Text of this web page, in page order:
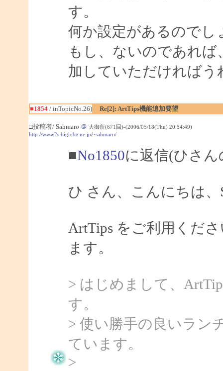
す。
何か設定があるのでし
もし、ないのであれ
加していただければう
■1854/ inTopicNo.26) Re[2]: ArtTips機能追加要望
□投稿者/ Sahmaro ＠ 大御所(671回)-(2006/05/18(Thu) 20:54:49)
http://www2s.biglobe.ne.jp/~sahmaro/
■No1850に返信(ひさん
ひ さん、こんにちは、
ArtTips をご利用くだ
ます。
> はじめまして、
す。
> 使い勝手の良いラン
ています。
>